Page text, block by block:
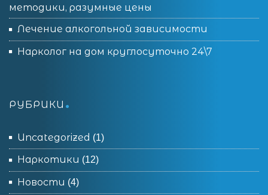
методики, разумные цены
Лечение алкогольной зависимости
Нарколог на дом круглосуточно 24\7
РУБРИКИ
Uncategorized (1)
Наркотики (12)
Новости (4)